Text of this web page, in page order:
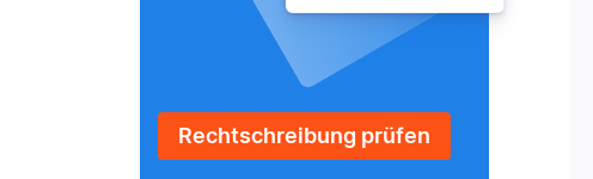
Rechtschreibung prüfen